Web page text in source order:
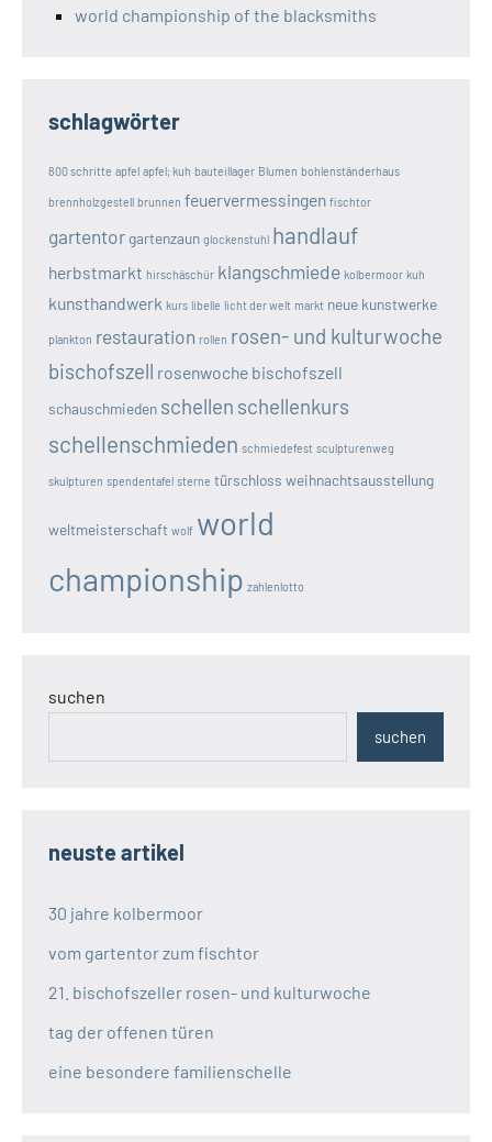
world championship of the blacksmiths
schlagwörter
800 schritte apfel apfel; kuh bauteillager Blumen bohlenständerhaus
brennholzgestell brunnen feuervermessingen fischtor
gartentor gartenzaun glockenstuhl handlauf
herbstmarkt hirschäschür klangschmiede kolbermoor kuh
kunsthandwerk kurs libelle licht der welt markt neue kunstwerke
plankton restauration rollen rosen- und kulturwoche
bischofszell rosenwoche bischofszell
schauschmieden schellen schellenkurs
schellenschmieden schmiedefest sculpturenweg
skulpturen spendentafel sterne türschloss weihnachtsausstellung
weltmeisterschaft wolf world
championship zahlenlotto
suchen
suchen
neuste artikel
30 jahre kolbermoor
vom gartentor zum fischtor
21. bischofszeller rosen- und kulturwoche
tag der offenen türen
eine besondere familienschelle